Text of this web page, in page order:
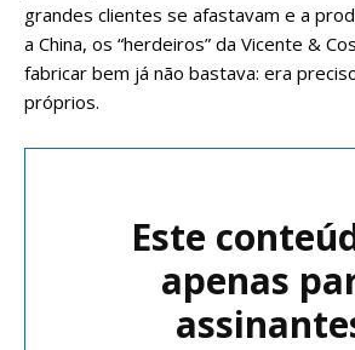
grandes clientes se afastavam e a
a China, os “herdeiros” da Vicente &
fabricar bem já não bastava: era
próprios.
Este
apenas